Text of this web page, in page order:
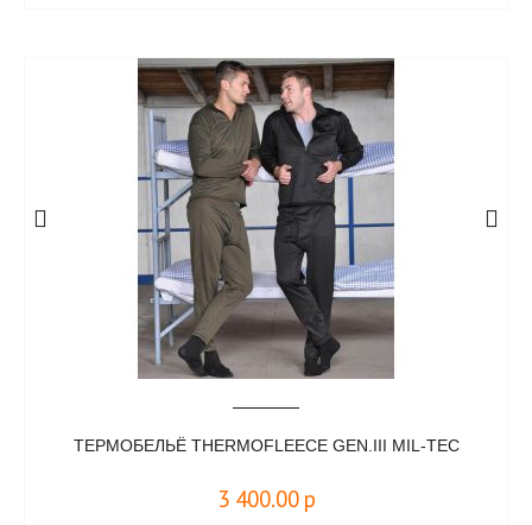
ТЕРМОБЕЛЬЁ THERMOFLEECE GEN.III MIL-TEC
3 400.00 р